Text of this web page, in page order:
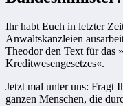
Ihr habt Euch in letzter
Anwaltskanzleien
Theodor den Text für das
Kreditwesengesetzes«.
Jetzt mal unter uns: Fragt
ganzen Menschen, die